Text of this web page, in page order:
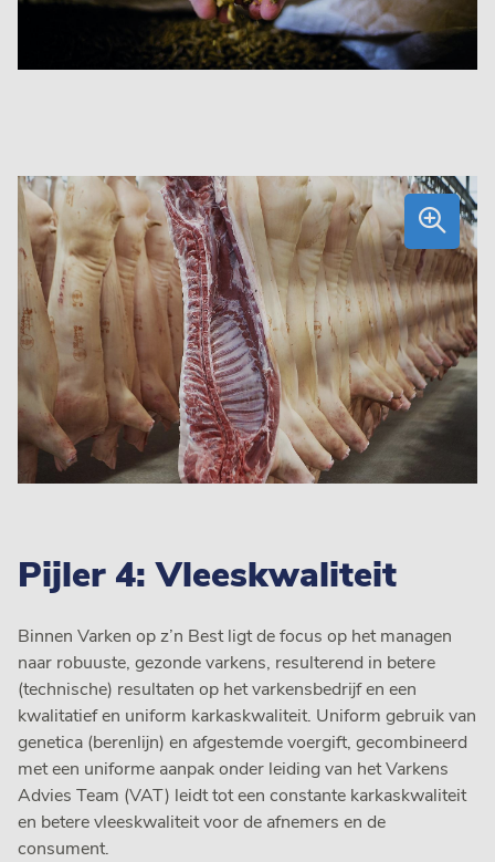
Pijler 4: Vleeskwaliteit
Binnen Varken op z’n Best ligt de focus op het managen
naar robuuste, gezonde varkens, resulterend in betere
(technische) resultaten op het varkensbedrijf en een
kwalitatief en uniform karkaskwaliteit. Uniform gebruik van
genetica (berenlijn) en afgestemde voergift, gecombineerd
met een uniforme aanpak onder leiding van het Varkens
Advies Team (VAT) leidt tot een constante karkaskwaliteit
en betere vleeskwaliteit voor de afnemers en de
consument.